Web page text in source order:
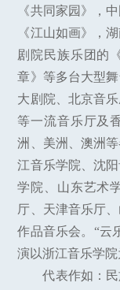
《共同家园》，
《江山如画》，
剧院民族乐团的
章》等多台大型
大剧院、北京音
等一流音乐厅及
洲、美洲、澳洲
江音乐学院、沈
学院、山东艺术
厅、天津音乐厅
作品音乐会。“云
演以浙江音乐学院
代表作如：